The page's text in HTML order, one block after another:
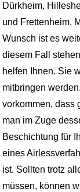
Dürkheim,
und Frettenheim,
Wunsch ist es
diesem Fall
helfen Ihnen. Sie
mitbringen
vorkommen, dass
man im Zuge
Beschichtung für
eines
ist. Sollten trotz
müssen, können